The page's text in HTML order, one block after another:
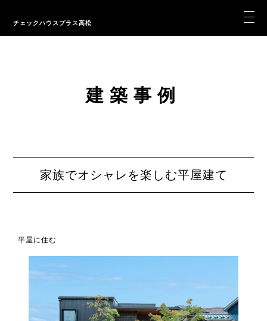
チェックハウスプラス高松
建築事例
家族でオシャレを楽しむ平屋建て
平屋に住む